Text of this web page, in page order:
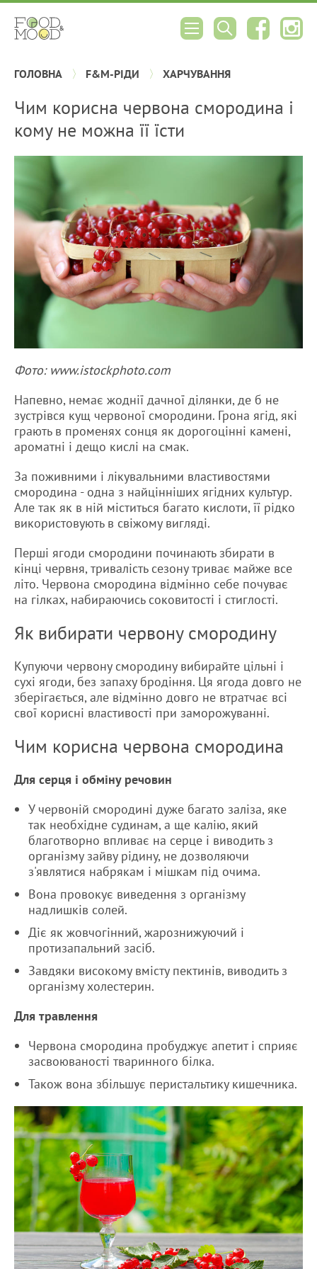
ГОЛОВНА F&M-РІДИ ХАРЧУВАННЯ
Чим корисна червона смородина і
кому не можна її їсти
Фото: www.istockphoto.com
Напевно, немає жоднії дачної ділянки, де б не
зустрівся кущ червоної смородини. Грона ягід, які
грають в променях сонця як дорогоцінні камені,
ароматні і дещо кислі на смак.
За поживними і лікувальними властивостями
смородина - одна з найцінніших ягідних культур.
Але так як в ній міститься багато кислоти, її рідко
використовують в свіжому вигляді.
Перші ягоди смородини починають збирати в
кінці червня, тривалість сезону триває майже все
літо. Червона смородина відмінно себе почуває
на гілках, набираючись соковитості і стиглості.
Як вибирати червону смородину
Купуючи червону смородину вибирайте цільні і
сухі ягоди, без запаху бродіння. Ця ягода довго не
зберігається, але відмінно довго не втратчає всі
свої корисні властивості при заморожуванні.
Чим корисна червона смородина
Для серця і обміну речовин
У червоній смородині дуже багато заліза, яке
так необхідне судинам, а ще калію, який
благотворно впливає на серце і виводить з
організму зайву рідину, не дозволяючи
з'являтися набрякам і мішкам під очима.
Вона провокує виведення з організму
надлишків солей.
Діє як жовчогінний, жарознижуючий і
протизапальний засіб.
Завдяки високому вмісту пектинів, виводить з
організму холестерин.
Для травлення
Червона смородина пробуджує апетит і сприяє
засвоюваності тваринного білка.
Також вона збільшує перистальтику кишечника.